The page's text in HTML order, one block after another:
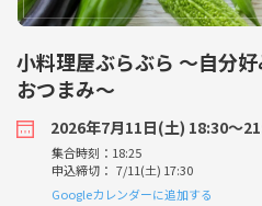
小料理屋ぶらぶら 〜自分
おつまみ〜
2026年7月11日(土) 18:30〜
集合時刻：18:25
申込締切： 7/11(土) 17:30
Googleカレンダーに追加する